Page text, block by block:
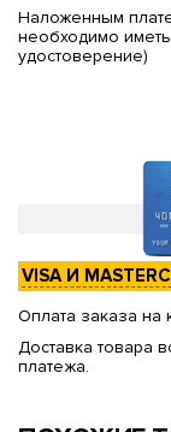
Наложенным
необходимо
удостоверение)
VISA И
Оплата заказа на
Доставка товара
платежа.